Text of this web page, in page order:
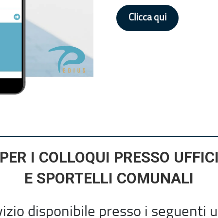
Clicca qui
I COLLOQUI PRESSO UFFICI
E SPORTELLI COMUNALI
disponibile presso i seguenti